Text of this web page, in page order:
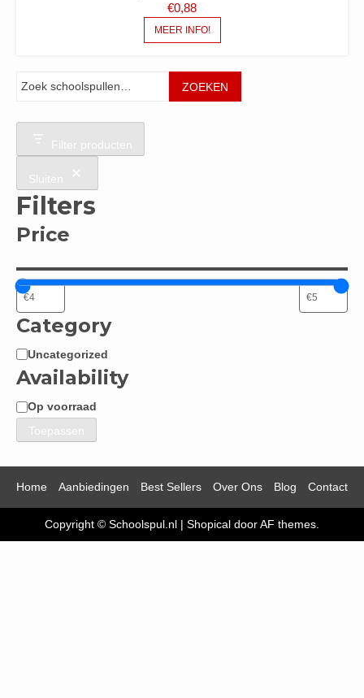
€0,88
MEER INFO!
ZOEKEN
Filter producten
Sluiten
Filters
Price
Category
Categorie
Uncategorized
Availability
Beschikbaarheid
Op voorraad
Toepassen
Home Aanbiedingen Best Sellers Over Ons Blog Contact
Copyright © Schoolspul.nl | Shopical door AF themes.